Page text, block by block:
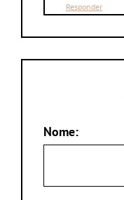
Responder
Nome: